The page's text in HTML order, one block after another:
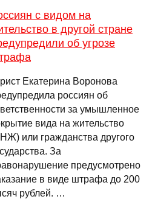
с видом на
в другой стране
об угрозе
Екатерина Воронова
россиян об
за умышленное
вида на жительство
или гражданства другого
За
предусмотрено
в виде штрафа до 200
рублей. …